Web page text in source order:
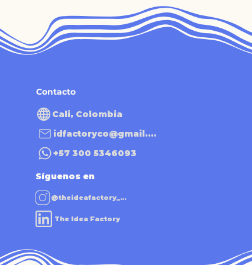
Contacto
Cali, Colombia
idfactoryco@gmail.com
+57 300 5346093
Síguenos en
@theideafactory_co
The Idea Factory